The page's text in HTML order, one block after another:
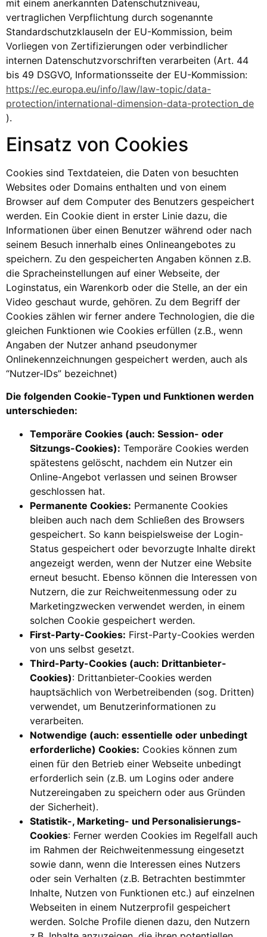
mit einem anerkannten Datenschutzniveau,
vertraglichen Verpflichtung durch sogenannte
Standardschutzklauseln der EU-Kommission, beim
Vorliegen von Zertifizierungen oder verbindlicher
internen Datenschutzvorschriften verarbeiten (Art. 44
bis 49 DSGVO, Informationsseite der EU-Kommission:
https://ec.europa.eu/info/law/law-topic/data-
protection/international-dimension-data-protection_de
).
Einsatz von Cookies
Cookies sind Textdateien, die Daten von besuchten
Websites oder Domains enthalten und von einem
Browser auf dem Computer des Benutzers gespeichert
werden. Ein Cookie dient in erster Linie dazu, die
Informationen über einen Benutzer während oder nach
seinem Besuch innerhalb eines Onlineangebotes zu
speichern. Zu den gespeicherten Angaben können z.B.
die Spracheinstellungen auf einer Webseite, der
Loginstatus, ein Warenkorb oder die Stelle, an der ein
Video geschaut wurde, gehören. Zu dem Begriff der
Cookies zählen wir ferner andere Technologien, die die
gleichen Funktionen wie Cookies erfüllen (z.B., wenn
Angaben der Nutzer anhand pseudonymer
Onlinekennzeichnungen gespeichert werden, auch als
“Nutzer-IDs” bezeichnet)
Die folgenden Cookie-Typen und Funktionen werden
unterschieden:
Temporäre Cookies (auch: Session- oder
Sitzungs-Cookies): Temporäre Cookies werden
spätestens gelöscht, nachdem ein Nutzer ein
Online-Angebot verlassen und seinen Browser
geschlossen hat.
Permanente Cookies: Permanente Cookies
bleiben auch nach dem Schließen des Browsers
gespeichert. So kann beispielsweise der Login-
Status gespeichert oder bevorzugte Inhalte direkt
angezeigt werden, wenn der Nutzer eine Website
erneut besucht. Ebenso können die Interessen von
Nutzern, die zur Reichweitenmessung oder zu
Marketingzwecken verwendet werden, in einem
solchen Cookie gespeichert werden.
First-Party-Cookies: First-Party-Cookies werden
von uns selbst gesetzt.
Third-Party-Cookies (auch: Drittanbieter-
Cookies): Drittanbieter-Cookies werden
hauptsächlich von Werbetreibenden (sog. Dritten)
verwendet, um Benutzerinformationen zu
verarbeiten.
Notwendige (auch: essentielle oder unbedingt
erforderliche) Cookies: Cookies können zum
einen für den Betrieb einer Webseite unbedingt
erforderlich sein (z.B. um Logins oder andere
Nutzereingaben zu speichern oder aus Gründen
der Sicherheit).
Statistik-, Marketing- und Personalisierungs-
Cookies: Ferner werden Cookies im Regelfall auch
im Rahmen der Reichweitenmessung eingesetzt
sowie dann, wenn die Interessen eines Nutzers
oder sein Verhalten (z.B. Betrachten bestimmter
Inhalte, Nutzen von Funktionen etc.) auf einzelnen
Webseiten in einem Nutzerprofil gespeichert
werden. Solche Profile dienen dazu, den Nutzern